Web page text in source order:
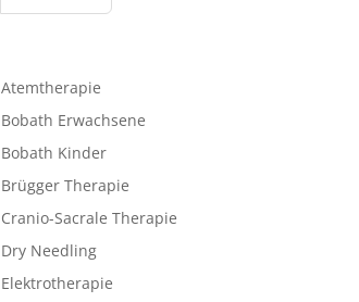
Atemtherapie
Bobath Erwachsene
Bobath Kinder
Brügger Therapie
Cranio-Sacrale Therapie
Dry Needling
Elektrotherapie